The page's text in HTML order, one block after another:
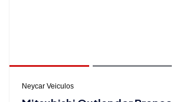
Neycar Veiculos